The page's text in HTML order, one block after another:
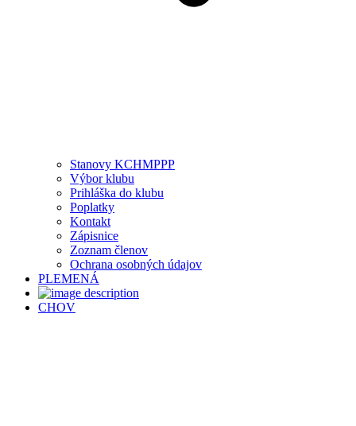
Stanovy KCHMPPP
Výbor klubu
Prihláška do klubu
Poplatky
Kontakt
Zápisnice
Zoznam členov
Ochrana osobných údajov
PLEMENÁ
CHOV